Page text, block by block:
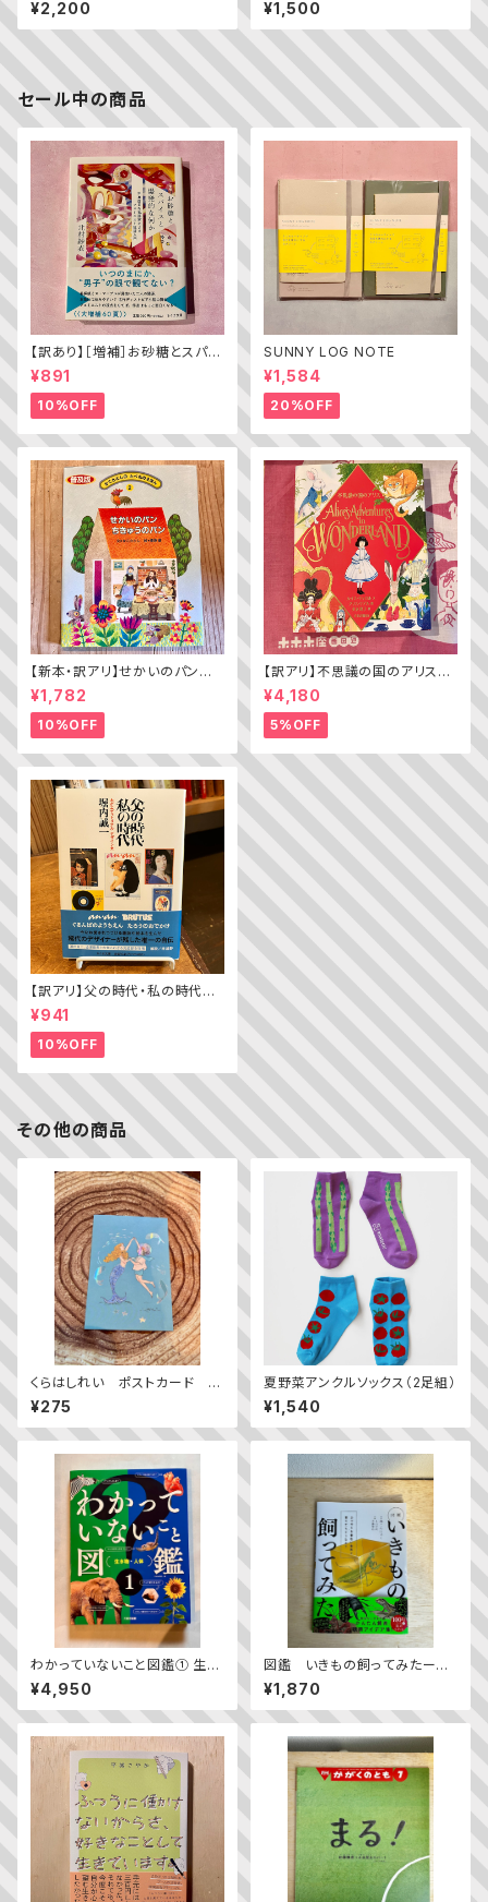
¥2,200 ¥1,500
セール中の商品
【訳あり】［増補］お砂糖とスパイ
スと爆発的な何か ——不真面
目な批評家によるフェミニスト批
評入門
¥891
10%OFF
SUNNY LOG NOTE
¥1,584
20%OFF
【新本・訳アリ】せかいのパン
ちきゅうのパン（普及版 かこさ
¥1,782
10%OFF
【訳アリ】不思議の国のアリス（A
lice’s Adventures in WOND
ERLAND）
¥4,180
5%OFF
【訳アリ】父の時代・私の時代
─わがエディトリアル・デザイン
史
¥941
10%OFF
その他の商品
くらはしれい ポストカード 人
魚とダンス
¥275
夏野菜アンクルソックス（2足組）
¥1,540
わかっていないこと図鑑① 生き
物・人体
¥4,950
図鑑 いきもの飼ってみたーカ
マキリを黄色い世界で育てたら
どうなる？
¥1,870